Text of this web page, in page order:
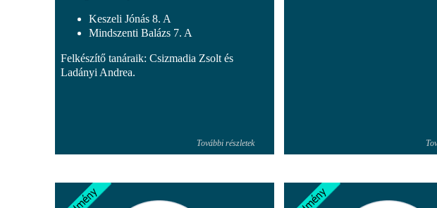
Keszeli Jónás 8. A
Mindszenti Balázs 7. A
Felkészítő tanáraik: Csizmadia Zsolt és
Ladányi Andrea.
További részletek